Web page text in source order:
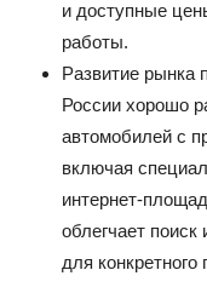
и доступные
работы.
Развитие рынка
России хорошо
автомобилей с
включая
интернет-
облегчает поиск
для конкретного